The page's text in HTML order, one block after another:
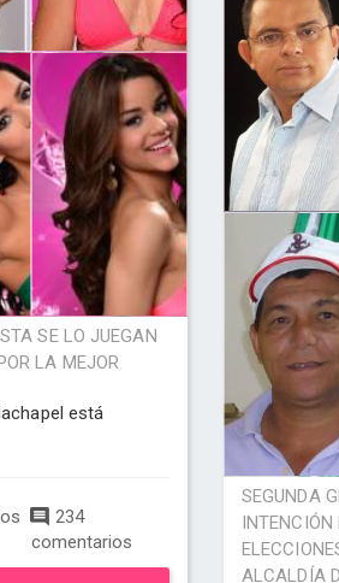
SE LO JUEGAN
LA MEJOR
está
234
comentarios
SEGUNDA
INTENCIÓN
ALCALDÍA